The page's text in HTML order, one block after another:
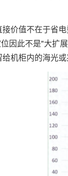
值不在于省电
因此不是"大扩
机柜内的海光或